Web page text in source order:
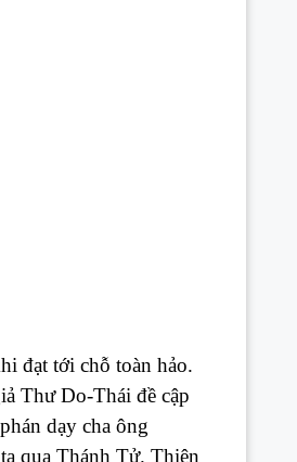
đạt tới chỗ toàn hảo.
Thư Do-Thái đề cập
dạy cha ông
qua Thánh Tử. Thiên